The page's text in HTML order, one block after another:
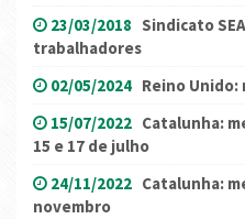
23/03/2018 Sindicato
trabalhadores
02/05/2024 Reino
15/07/2022 Catalunha:
15 e 17 de julho
24/11/2022 Catalunha:
novembro